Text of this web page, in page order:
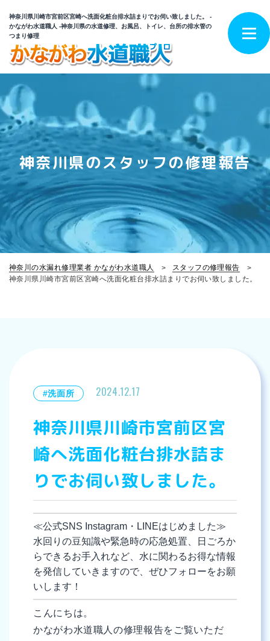
神奈川県川崎市宮前区宮崎へ洗面化粧台排水詰まりでお伺い致しました。 -
かながわ水道職人 -神奈川県の水道修理、お風呂、トイレ、台所の排水管の
つまり修理
神奈川県のスタッフの修理報告
神奈川の水漏れ修理業者 かながわ水道職人
スタッフの修理報告
神奈川県川崎市宮前区宮崎へ洗面化粧台排水詰まりでお伺い致しました。
#洗面所 2024.12.17
神奈川県川崎市宮前区宮
崎へ洗面化粧台排水詰ま
りでお伺い致しました。
≪公式SNS Instagram・LINEはじめました≫
水回りの豆知識や緊急時の応急処置、日ごろか
らできるお手入れなど、水に関わるお得な情報
を発信していきますので、ぜひフォローをお願
いします！
こんにちは。
かながわ水道職人の修理報告をご覧いただ